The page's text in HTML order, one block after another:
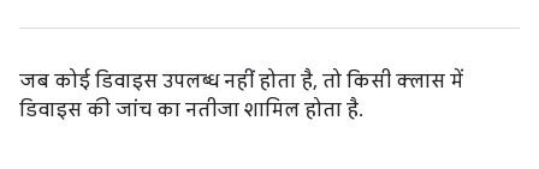
जब कोई डिवाइस उपलब्ध नहीं होता है, तो किसी क्लास में
डिवाइस की जांच का नतीजा शामिल होता है.